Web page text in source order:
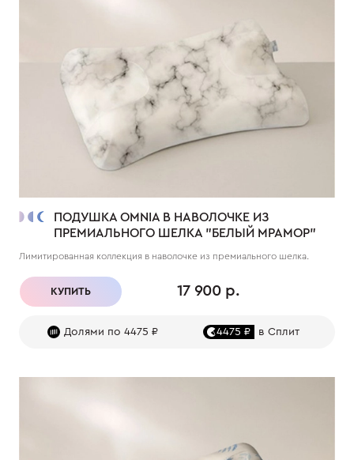
ПОДУШКА OMNIA В НАВОЛОЧКЕ ИЗ
ПРЕМИАЛЬНОГО ШЕЛКА "БЕЛЫЙ МРАМОР"
Лимитированная коллекция в наволочке из премиального шелка.
КУПИТЬ 17 900 р.
Долями по 4475 ₽ 4475 ₽ в Сплит